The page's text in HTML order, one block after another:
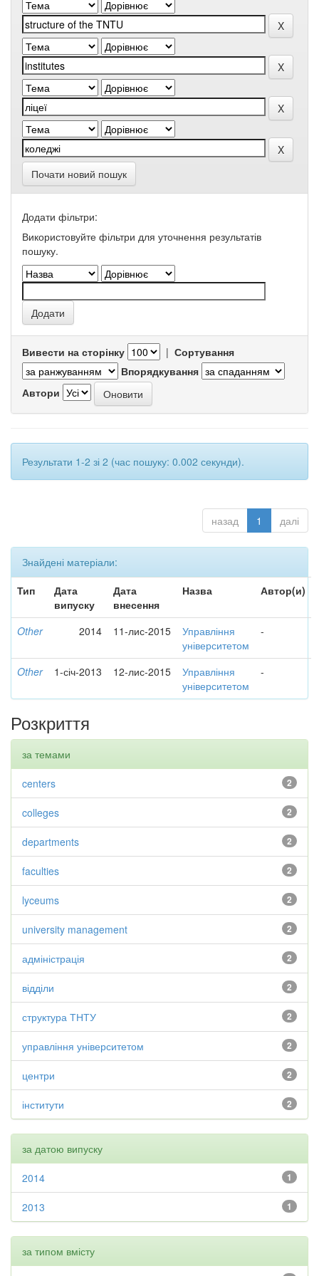
Почати новий пошук
Додати фільтри:
Використовуйте фільтри для уточнення результатів
пошуку.
Вивести на сторінку | Сортування
Впорядкування
Автори
Результати 1-2 зі 2 (час пошуку: 0.002 секунди).
назад 1 далі
Знайдені матеріали:
Тип
Дата
випуску
Дата
внесення
Назва Автор(и)
Other 2014 11-лис-2015
Управління
університетом
-
Other 1-січ-2013 12-лис-2015
Управління
університетом
-
Розкриття
за темами
2
centers
2
colleges
2
departments
2
faculties
2
lyceums
2
university management
2
адміністрація
2
відділи
2
структура ТНТУ
2
управління університетом
2
центри
2
інститути
за датою випуску
1
2014
1
2013
за типом вмісту